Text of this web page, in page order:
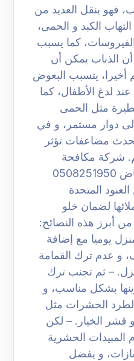
فهو ينقل العديد من
الكبد و الحمى،
كما يسبب
الذباب يمكن أن
أخيرا، يتسبب البعوض
لدغ الأطفال، كما
مثل الحمى
دوار مستمر، و في
مضاعفات تؤثر
شركة مكافحة
حشرات بحي الرائد الرياض 0508251950
المتحدة
لضمان خلو
أبرز هذه النصائح:
يوميا مع إضافة
و عدم ترك القمامة
– ثم تجنب ترك
بشكل مناسب، و
لطرد الحشرات مثل
و قشر الخيار. – لكن
المبيدات الحشرية
و يفضل